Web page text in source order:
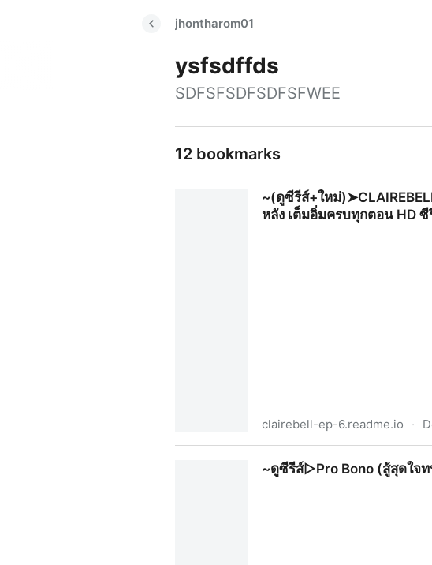
jhontharom01
ysfsdffds
SDFSFSDFSDFSFWEE
12 bookmarks
~(ดูซีรีส์+ใหม่
หลัง เต็มอิ่มครบทุกตอน HD
clairebell-ep-6.readme.io ·
ตอน HD ซีรีส์ GL 2025~ดูซีรีส์▷Pro Bono (สู้สุดใจ